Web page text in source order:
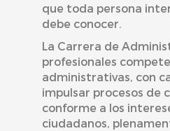
que toda persona
debe conocer.
La Carrera de
profesionales
administrativas, con
impulsar procesos de
conforme a los
ciudadanos,